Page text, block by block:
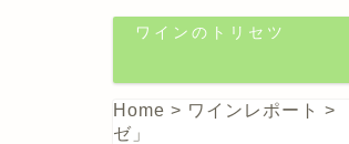
ワインのトリセツ
Home > ワインレポート >
ゼ」